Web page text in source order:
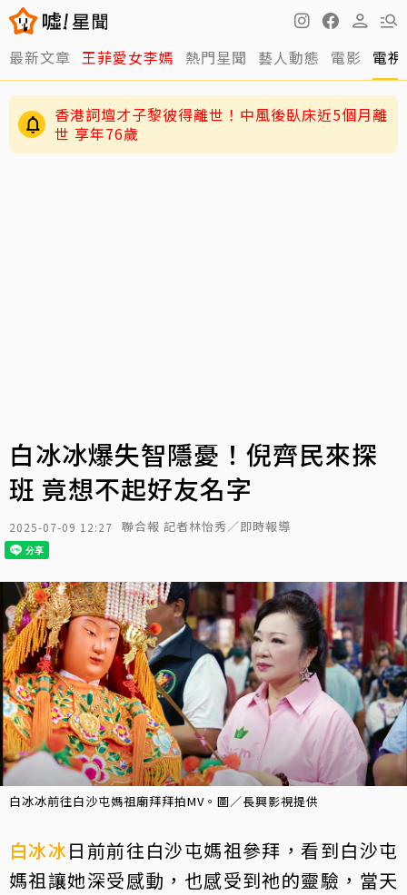
最新文章 王菲愛女李嫣 熱門星聞 藝人動態 電影 電視
香港詞壇才子黎彼得離世！中風後臥床近5個月離
世 享年76歲
白冰冰爆失智隱憂！倪齊民來探
班 竟想不起好友名字
2025-07-09 12:27 聯合報 記者林怡秀／即時報導
白冰冰前往白沙屯媽祖廟拜拜拍MV。圖／長興影視提供
白冰冰日前前往白沙屯媽祖參拜，看到白沙屯
媽祖讓她深受感動，也感受到祂的靈驗，當天